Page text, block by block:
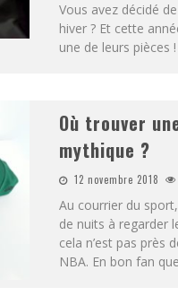
Vous avez décidé
hiver ? Et cette
une de leurs pièces
Où trouver
mythique ?
12 novembre 2018
Au courrier du
de nuits à regarder
cela n’est pas près
NBA. En bon fan